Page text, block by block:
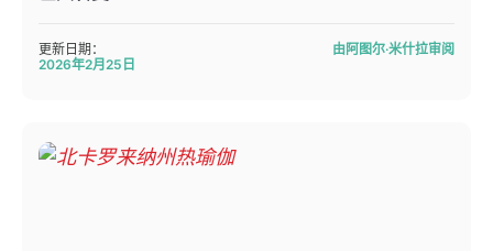
更新日期：
2026年2月25日
由阿图尔·米什拉审阅